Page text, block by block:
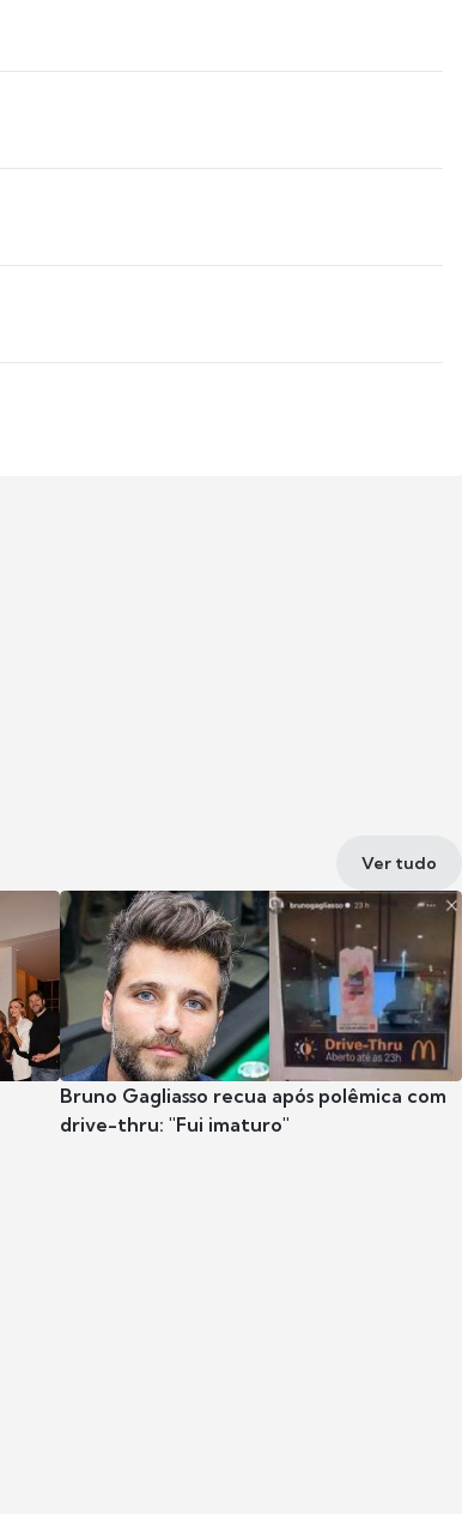
Ver tudo
Bruno Gagliasso recua após polêmica com
drive-thru: "Fui imaturo"